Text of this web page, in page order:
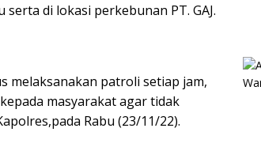
di lokasi perkebunan PT. GAJ.
melaksanakan patroli setiap jam,
masyarakat agar tidak
Rabu (23/11/22).